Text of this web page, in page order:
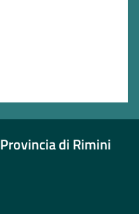
Provincia di Rimini